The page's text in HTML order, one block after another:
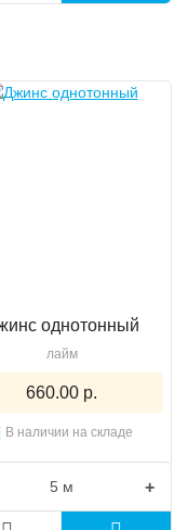
однотонный
лайм
660.00 р.
В наличии на складе
+